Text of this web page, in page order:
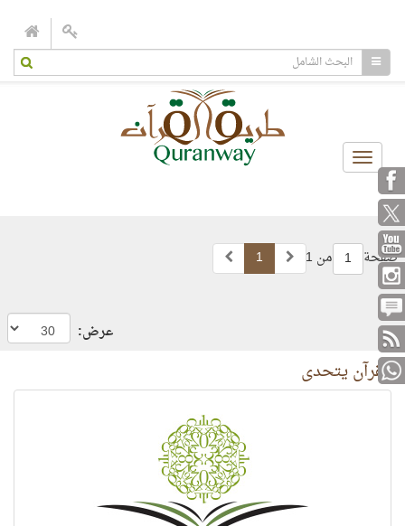
Toggle
navigation
صفحة 1 من 1 1
عرض:
القرآن يتحدى